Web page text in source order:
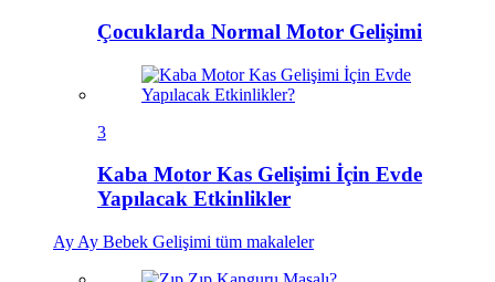
Çocuklarda Normal Motor Gelişimi
3
Kaba Motor Kas Gelişimi İçin Evde
Yapılacak Etkinlikler
Ay Ay Bebek Gelişimi tüm makaleler